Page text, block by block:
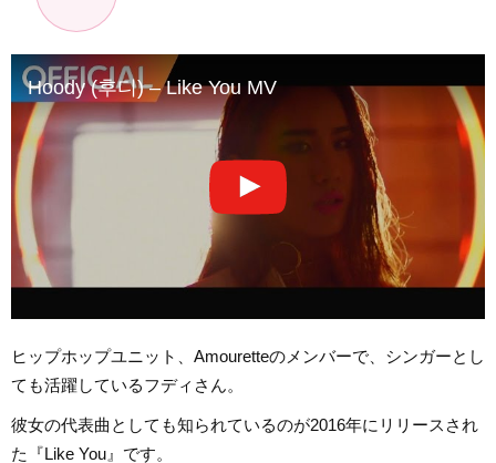
Hoody (후디) – Like You MV
ヒップホップユニット、Amouretteのメンバーで、シンガーとし
ても活躍しているフディさん。
彼女の代表曲としても知られているのが2016年にリリースされ
た『Like You』です。